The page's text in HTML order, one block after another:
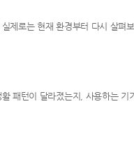
제로는 현재 환경부터 다시 살펴
패턴이 달라졌는지, 사용하는 기